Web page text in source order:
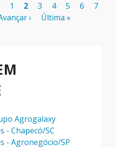
Page
1
Página
atual
2 Page
3 Page
4 Page
5 Page
6 Page
7
›
Última
Última »
Agrogalaxy
- Chapecó/SC
- Agronegócio/SP